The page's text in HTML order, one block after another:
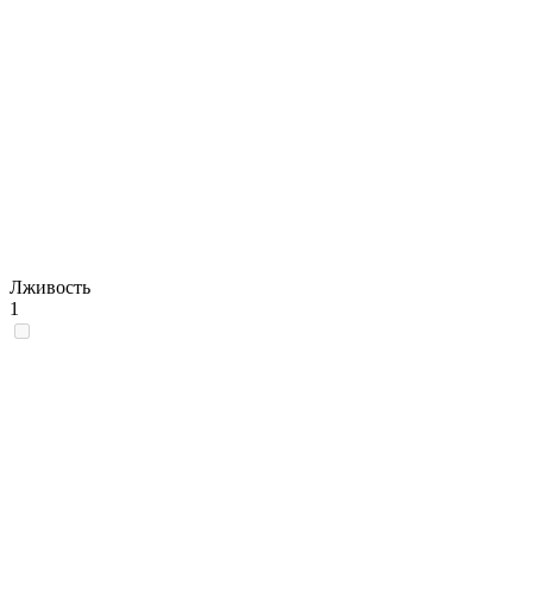
Лживость
1